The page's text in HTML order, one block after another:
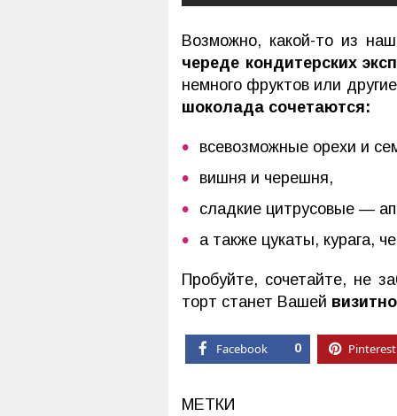
Возможно, какой-то из
череде кондитерских
немного фруктов или
шоколада сочетаются:
всевозможные орехи и
вишня и черешня,
сладкие цитрусовые —
а также цукаты, курага,
Пробуйте, сочетайте, не
торт станет Вашей
Facebook 0 Pinterest
МЕТКИ